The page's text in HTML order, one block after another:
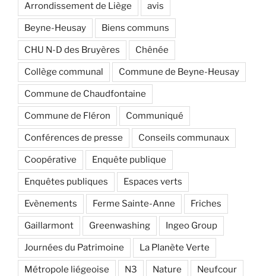
Arrondissement de Liège avis
Beyne-Heusay Biens communs
CHU N-D des Bruyères Chênée
Collège communal Commune de Beyne-Heusay
Commune de Chaudfontaine
Commune de Fléron Communiqué
Conférences de presse Conseils communaux
Coopérative Enquête publique
Enquêtes publiques Espaces verts
Evènements Ferme Sainte-Anne Friches
Gaillarmont Greenwashing Ingeo Group
Journées du Patrimoine La Planète Verte
Métropole liégeoise N3 Nature Neufcour